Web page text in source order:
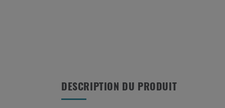
DESCRIPTION DU PRODUIT